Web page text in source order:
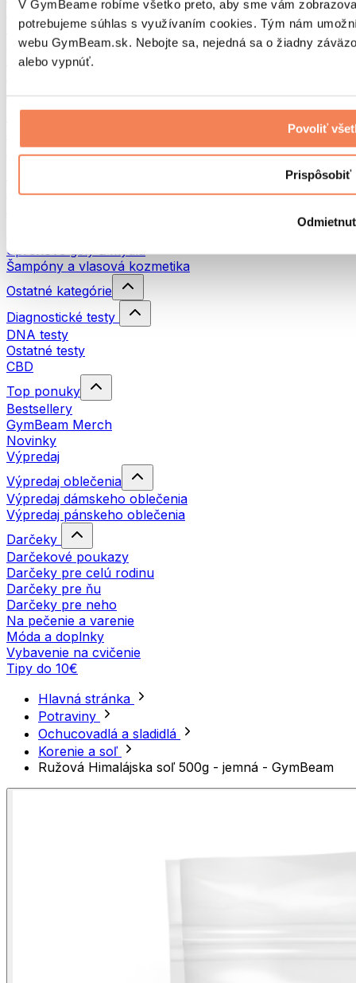
V GymBeame robíme všetko preto, aby sme vám
potrebujeme súhlas s využívaním cookies. Tým nám
webu GymBeam.sk. Nebojte sa, nejedná sa o žiadny
alebo vypnúť.
Povoliť
Prispôsobiť
Bojové športy
Cyklistika
Joga a pilates
Otužovanie
Turistika
Vodné filtre a kanvice
Pracie prostriedky
Sprchové gély a mydlá
Šampóny a vlasová kozmetika
Ostatné kategórie
Diagnostické testy
DNA testy
Ostatné testy
CBD
Top ponuky
Bestsellery
GymBeam Merch
Novinky
Výpredaj
Výpredaj oblečenia
Výpredaj dámskeho oblečenia
Výpredaj pánskeho oblečenia
Darčeky
Darčekové poukazy
Darčeky pre celú rodinu
Darčeky pre ňu
Darčeky pre neho
Na pečenie a varenie
Móda a doplnky
Vybavenie na cvičenie
Tipy do 10€
Hlavná stránka
Potraviny
Ochucovadlá a sladidlá
Korenie a soľ
Ružová Himalájska soľ 500g - jemná - GymBeam